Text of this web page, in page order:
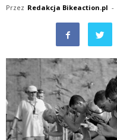
Przez Redakcja Bikeaction.pl -